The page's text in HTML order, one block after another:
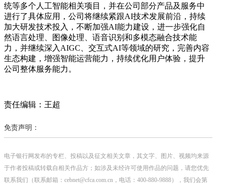
统等多个人工智能相关项目，并在公司部分产品及服务中
进行了具体应用，公司将继续紧跟AI技术发展前沿，持续
加大研发技术投入，不断加强AI能力建设，进一步强化自
然语言处理、图像处理、语音识别和多模态融合技术能
力，并继续深入AIGC、交互式AI等领域的研究，完善内容
生态构建，增强智能运营能力，持续优化用户体验，提升
公司整体服务能力。
责任编辑：王超
免责声明：
电子银行网发布的专栏、投稿以及征文相关文章，其文字、图片、视频均来源
于作者投稿或转载自相关作品方；如涉及未经许可使用作品的问题，请您优先
联系我们（联系邮箱：cebnet@cfca.com.cn，电话：400-880-9888），我们会第